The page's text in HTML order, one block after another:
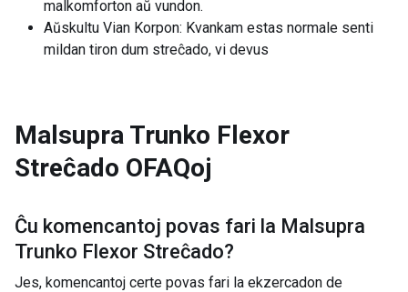
malkomforton aŭ vundon.
Aŭskultu Vian Korpon: Kvankam estas normale senti
mildan tiron dum streĉado, vi devus
Malsupra Trunko Flexor
Streĉado OFAQoj
Ĉu komencantoj povas fari la Malsupra
Trunko Flexor Streĉado?
Jes, komencantoj certe povas fari la ekzercadon de